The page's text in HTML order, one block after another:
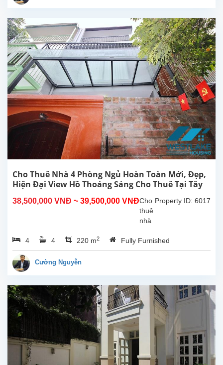
thoáng
mát,
tại
Tô
Ngọc
Vân,
Tây
Hà
Nội.
Vị trí
nằm
trong
hẻm
đường
Tô
Vân,
rất...
Cho Thuê Nhà 4 Phòng Ngủ Hoàn Toàn Mới, Đẹp,
Hiện Đại View Hồ Thoáng Sáng Cho Thuê Tại Tây
38,500,000 VNĐ ~ 39,500,000 VNĐ Property ID: 6017
Cho
thuê
nhà
phòng
ngủ
hiện
đại,
công,
thoáng
4 4 220 m2 Fully Furnished
Cường Nguyễn